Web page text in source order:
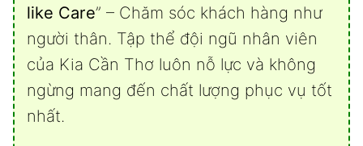
like Care” – Chăm sóc khách hàng như
người thân. Tập thể đội ngũ nhân viên
của Kia Cần Thơ luôn nỗ lực và không
ngừng mang đến chất lượng phục vụ tốt
nhất.